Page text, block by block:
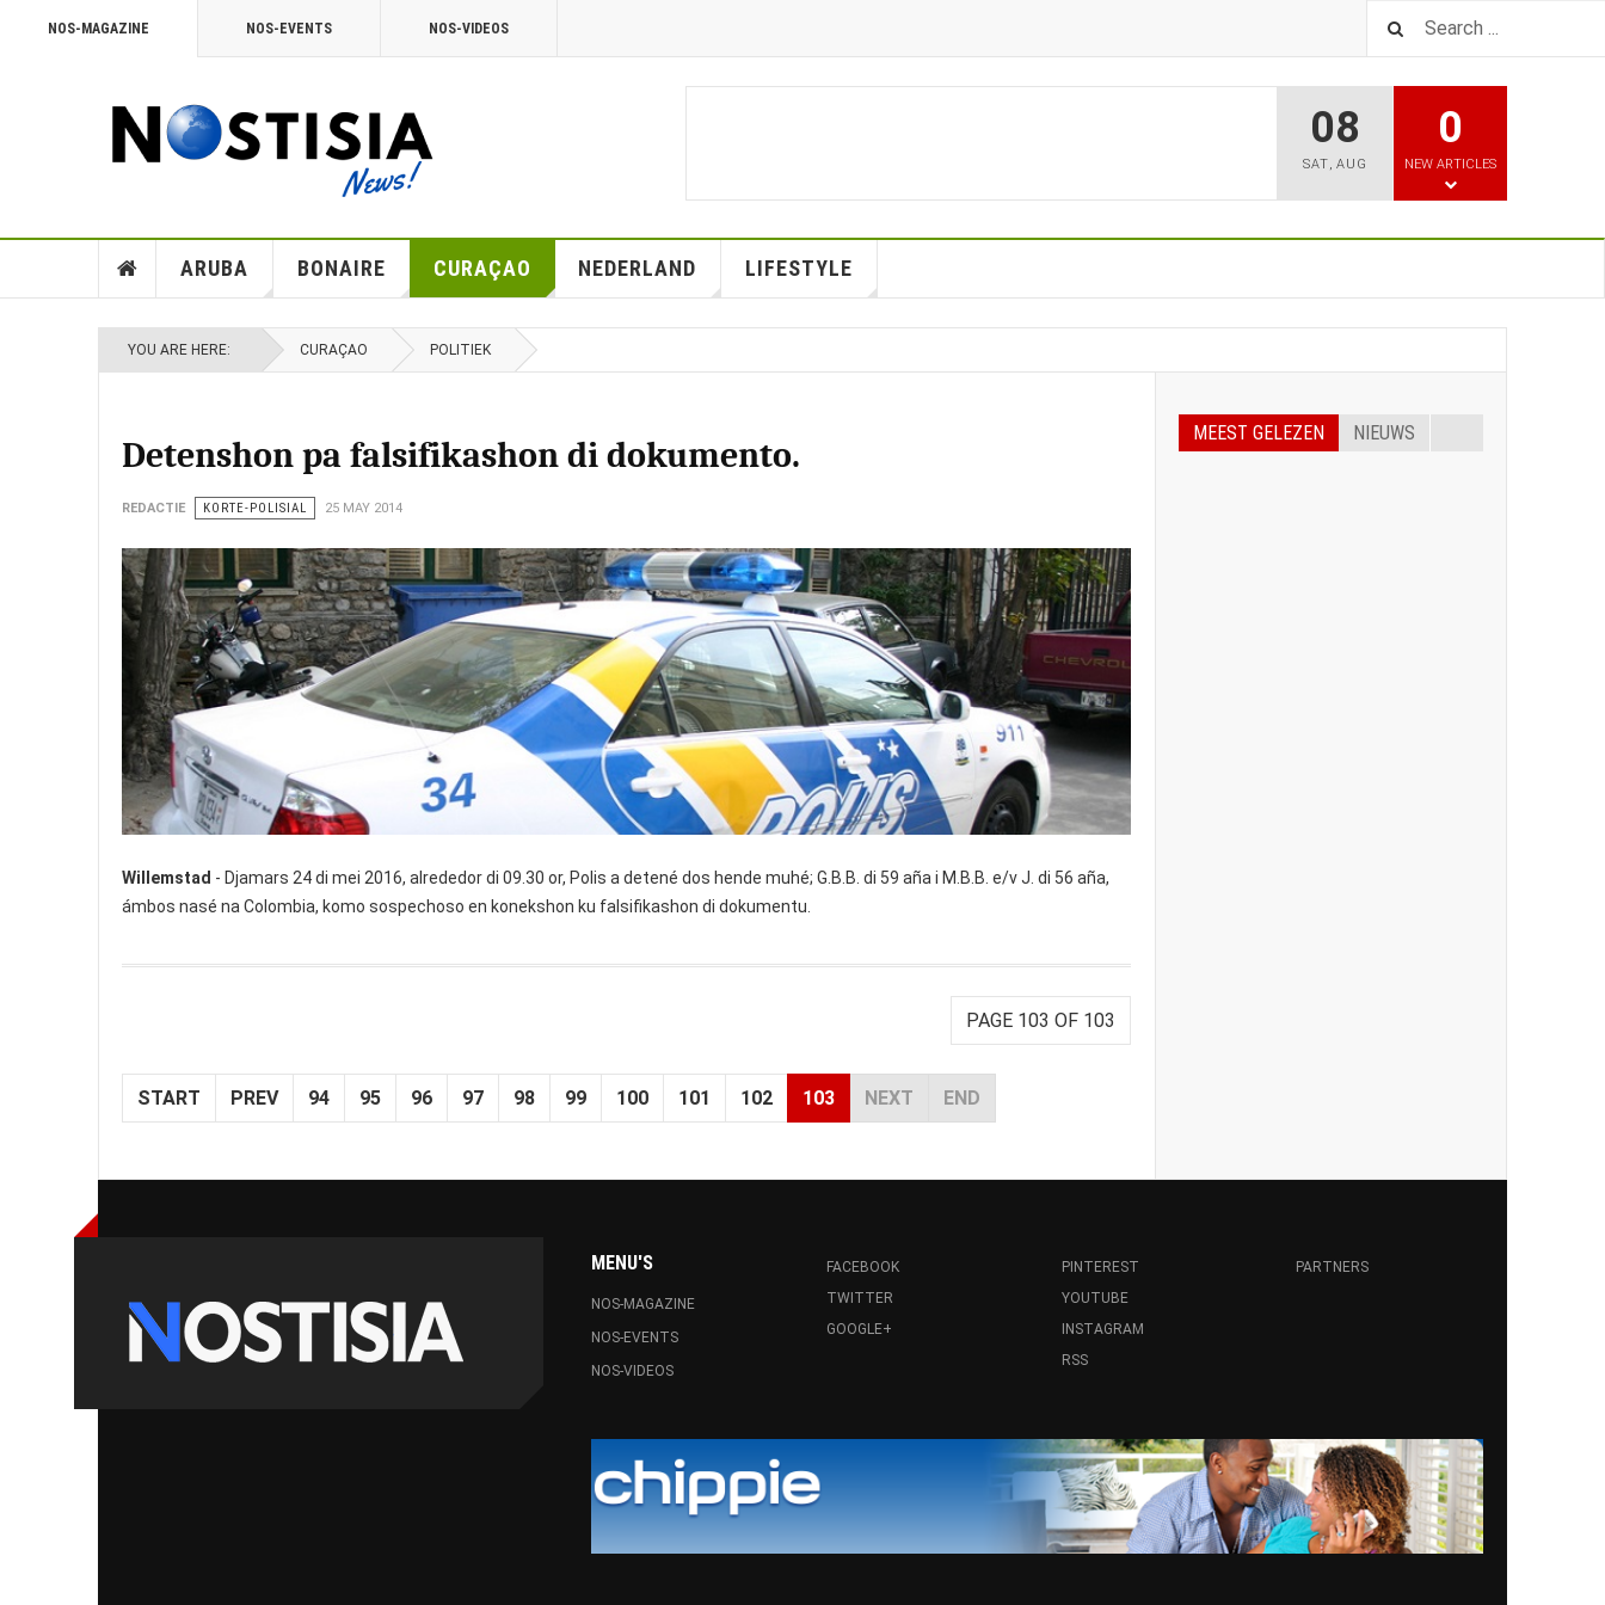
NOS-MAGAZINE NOS-EVENTS NOS-VIDEOS
08
SAT, AUG
0
NEW ARTICLES
ARUBA BONAIRE CURAÇAO NEDERLAND LIFESTYLE
YOU ARE HERE: CURAÇAO POLITIEK
Detenshon pa falsifikashon di dokumento.
REDACTIE KORTE-POLISIAL 25 MAY 2014
Willemstad - Djamars 24 di mei 2016, alrededor di 09.30 or, Polis a detené dos hende muhé; G.B.B. di 59 aña i M.B.B. e/v J. di 56 aña,
ámbos nasé na Colombia, komo sospechoso en konekshon ku falsifikashon di dokumentu.
PAGE 103 OF 103
START PREV 94 95 96 97 98 99 100 101 102 103 NEXT END
MEEST GELEZEN NIEUWS
MENU'S
NOS-MAGAZINE
NOS-EVENTS
NOS-VIDEOS
FACEBOOK
TWITTER
GOOGLE+
PINTEREST
YOUTUBE
INSTAGRAM
RSS
PARTNERS